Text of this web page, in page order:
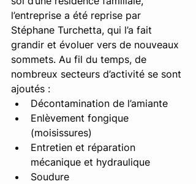
l’entreprise a été reprise par
Stéphane Turchetta, qui l’a fait
grandir et évoluer vers de nouveaux
sommets. Au fil du temps, de
nombreux secteurs d’activité se sont
ajoutés :
Décontamination de l’amiante
Enlèvement fongique
(moisissures)
Entretien et réparation
mécanique et hydraulique
Soudure